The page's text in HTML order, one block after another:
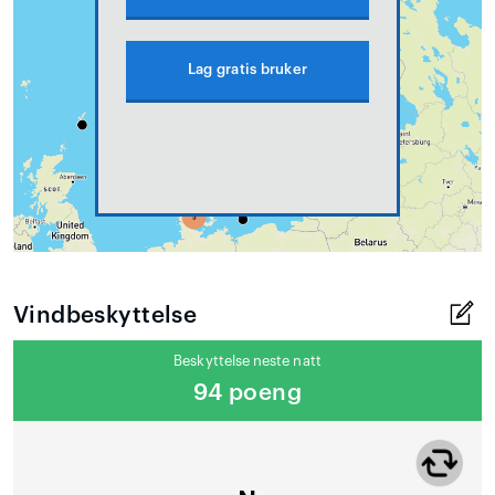
Lag gratis bruker
Vindbeskyttelse
Beskyttelse neste natt
94 poeng